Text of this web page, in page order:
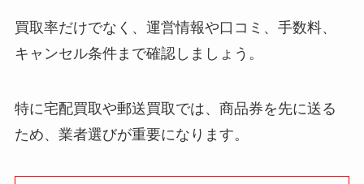
買取率だけでなく、運営情報や口コミ、手数料、
キャンセル条件まで確認しましょう。
特に宅配買取や郵送買取では、商品券を先に送る
ため、業者選びが重要になります。